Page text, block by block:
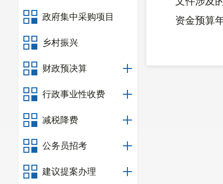
政府集中采购项目
乡村振兴
财政预决算
行政事业性收费
减税降费
公务员招考
建议提案办理
资金预算